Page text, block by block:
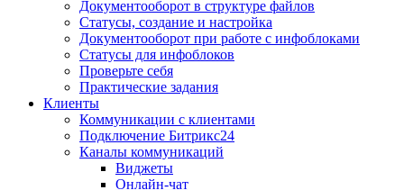
Документооборот в структуре файлов
Статусы, создание и настройка
Документооборот при работе с инфоблоками
Статусы для инфоблоков
Проверьте себя
Практические задания
Клиенты
Коммуникации с клиентами
Подключение Битрикс24
Каналы коммуникаций
Виджеты
Онлайн-чат